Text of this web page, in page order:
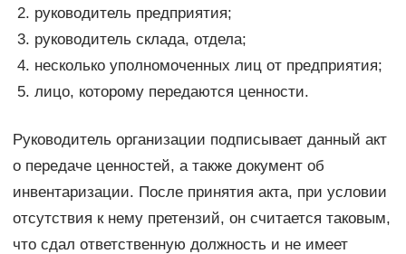
руководитель предприятия;
руководитель склада, отдела;
несколько уполномоченных лиц от предприятия;
лицо, которому передаются ценности.
Руководитель организации подписывает данный акт
о передаче ценностей, а также документ об
инвентаризации. После принятия акта, при условии
отсутствия к нему претензий, он считается таковым,
что сдал ответственную должность и не имеет